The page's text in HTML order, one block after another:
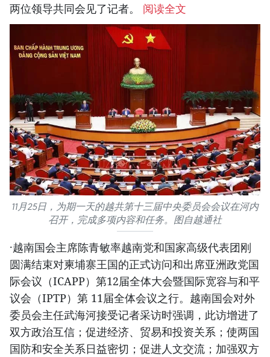
两位领导共同会见了记者。 阅读全文
11月25日，为期一天的越共第十三届中央委员会会议在河内
召开，完成多项内容和任务。图自越通社
·越南国会主席陈青敏率越南党和国家高级代表团刚
圆满结束对柬埔寨王国的正式访问和出席亚洲政党国
际会议（ICAPP）第12届全体大会暨国际宽容与和平
议会（IPTP）第 11届全体会议之行。越南国会对外
委员会主任武海河接受记者采访时强调，此访增进了
双方政治互信；促进经济、贸易和投资关系；使两国
国防和安全关系日益密切；促进人文交流；加强双方